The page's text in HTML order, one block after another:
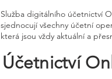
Služba digitálního účetnictví
sjednocují všechny účetní
která jsou vždy aktuální a
Účetnictví